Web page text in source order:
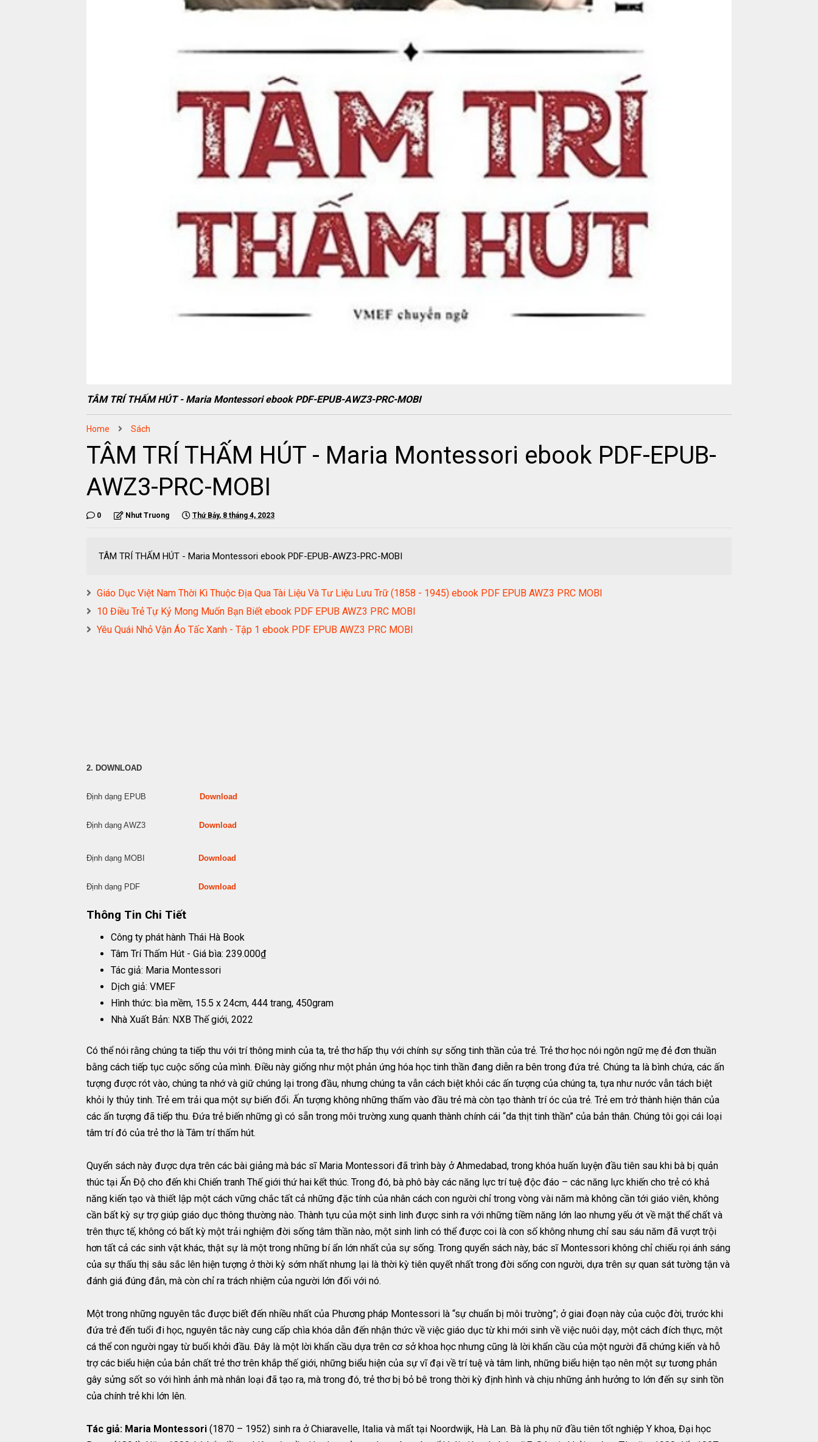
TÂM TRÍ THẤM HÚT - Maria Montessori ebook PDF-EPUB-AWZ3-PRC-MOBI
Home Sách
TÂM TRÍ THẤM HÚT - Maria Montessori ebook PDF-EPUB-
AWZ3-PRC-MOBI
0 Nhut Truong Thứ Bảy, 8 tháng 4, 2023
TÂM TRÍ THẤM HÚT - Maria Montessori ebook PDF-EPUB-AWZ3-PRC-MOBI
Giáo Dục Việt Nam Thời Kì Thuộc Địa Qua Tài Liệu Và Tư Liệu Lưu Trữ (1858 - 1945) ebook PDF EPUB AWZ3 PRC MOBI
10 Điều Trẻ Tự Kỷ Mong Muốn Bạn Biết ebook PDF EPUB AWZ3 PRC MOBI
Yêu Quái Nhỏ Vận Áo Tấc Xanh - Tập 1 ebook PDF EPUB AWZ3 PRC MOBI
2. DOWNLOAD
Định dạng EPUB Download
Định dạng AWZ3 Download
Định dạng MOBI Download
Định dạng PDF Download
Thông Tin Chi Tiết
Công ty phát hành Thái Hà Book
Tâm Trí Thấm Hút - Giá bìa: 239.000₫
Tác giả: Maria Montessori
Dịch giả: VMEF
Hình thức: bìa mềm, 15.5 x 24cm, 444 trang, 450gram
Nhà Xuất Bản: NXB Thế giới, 2022
Có thể nói rằng chúng ta tiếp thu với trí thông minh của ta, trẻ thơ hấp thụ với chính sự sống tinh thần của trẻ. Trẻ thơ học nói ngôn ngữ mẹ đẻ đơn thuần
bằng cách tiếp tục cuộc sống của mình. Điều này giống như một phản ứng hóa học tinh thần đang diễn ra bên trong đứa trẻ. Chúng ta là bình chứa, các ấn
tượng được rót vào, chúng ta nhớ và giữ chúng lại trong đầu, nhưng chúng ta vẫn cách biệt khỏi các ấn tượng của chúng ta, tựa như nước vẫn tách biệt
khỏi ly thủy tinh. Trẻ em trải qua một sự biến đổi. Ấn tượng không những thấm vào đầu trẻ mà còn tạo thành trí óc của trẻ. Trẻ em trở thành hiện thân của
các ấn tượng đã tiếp thu. Đứa trẻ biến những gì có sẵn trong môi trường xung quanh thành chính cái “da thịt tinh thần” của bản thân. Chúng tôi gọi cái loại
tâm trí đó của trẻ thơ là Tâm trí thấm hút.
Quyển sách này được dựa trên các bài giảng mà bác sĩ Maria Montessori đã trình bày ở Ahmedabad, trong khóa huấn luyện đầu tiên sau khi bà bị quản
thúc tại Ấn Độ cho đến khi Chiến tranh Thế giới thứ hai kết thúc. Trong đó, bà phô bày các năng lực trí tuệ độc đáo – các năng lực khiến cho trẻ có khả
năng kiến tạo và thiết lập một cách vững chắc tất cả những đặc tính của nhân cách con người chỉ trong vòng vài năm mà không cần tới giáo viên, không
cần bất kỳ sự trợ giúp giáo dục thông thường nào. Thành tựu của một sinh linh được sinh ra với những tiềm năng lớn lao nhưng yếu ớt về mặt thể chất và
trên thực tế, không có bất kỳ một trải nghiệm đời sống tâm thần nào, một sinh linh có thể được coi là con số không nhưng chỉ sau sáu năm đã vượt trội
hơn tất cả các sinh vật khác, thật sự là một trong những bí ẩn lớn nhất của sự sống. Trong quyển sách này, bác sĩ Montessori không chỉ chiếu rọi ánh sáng
của sự thấu thị sâu sắc lên hiện tượng ở thời kỳ sớm nhất nhưng lại là thời kỳ tiên quyết nhất trong đời sống con người, dựa trên sự quan sát tường tận và
đánh giá đúng đắn, mà còn chỉ ra trách nhiệm của người lớn đối với nó.
Một trong những nguyên tắc được biết đến nhiều nhất của Phương pháp Montessori là “sự chuẩn bị môi trường”; ở giai đoạn này của cuộc đời, trước khi
đứa trẻ đến tuổi đi học, nguyên tắc này cung cấp chìa khóa dẫn đến nhận thức về việc giáo dục từ khi mới sinh về việc nuôi dạy, một cách đích thực, một
cá thể con người ngay từ buổi khởi đầu. Đây là một lời khẩn cầu dựa trên cơ sở khoa học nhưng cũng là lời khẩn cầu của một người đã chứng kiến và hỗ
trợ các biểu hiện của bản chất trẻ thơ trên khắp thế giới, những biểu hiện của sự vĩ đại về trí tuệ và tâm linh, những biểu hiện tạo nên một sự tương phản
gây sửng sốt so với hình ảnh mà nhân loại đã tạo ra, mà trong đó, trẻ thơ bị bỏ bê trong thời kỳ định hình và chịu những ảnh hưởng to lớn đến sự sinh tồn
của chính trẻ khi lớn lên.
Tác giả: Maria Montessori (1870 – 1952) sinh ra ở Chiaravelle, Italia và mất tại Noordwijk, Hà Lan. Bà là phụ nữ đầu tiên tốt nghiệp Y khoa, Đại học